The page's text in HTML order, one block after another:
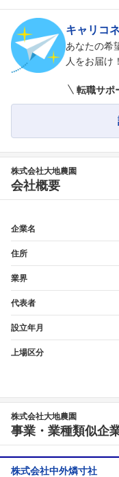
キャリコ
あなたの希
人をお届け！
転職サポ
株式会社大地農園
会社概要
企業名
住所
業界
代表者
設立年月
上場区分
株式会社大地農園
事業・業種類似企
株式会社中外燐寸社